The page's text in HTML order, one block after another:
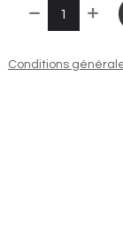
Conditions